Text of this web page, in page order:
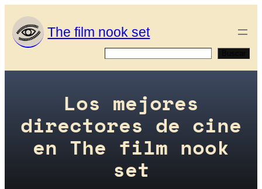
contenido
The film nook set
Los mejores
directores de cine
en The film nook
set